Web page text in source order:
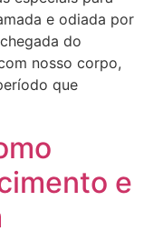
e odiada por
do
nosso corpo,
que
e